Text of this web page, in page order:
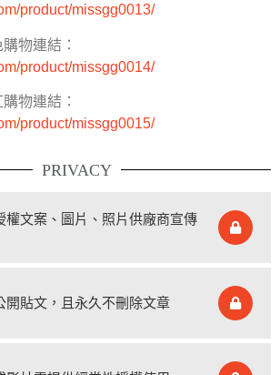
product/missgg0013/
物連結：
product/missgg0014/
物連結：
product/missgg0015/
PRIVACY
權文案、圖片、照片供廠商宣傳
開貼文，且永久不刪除文章